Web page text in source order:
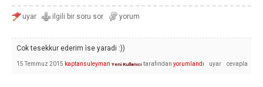
Cok tesekkur ederim ìse yaradi :))
15 Temmuz 2015 kaptansuleyman Yeni Kullanıcı tarafından yorumlandı